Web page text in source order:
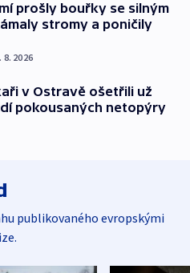
prošly bouřky se silným
stromy a poničily
8. 2026
v Ostravě ošetřili už
pokousaných netopýry
publikovaného evropskými